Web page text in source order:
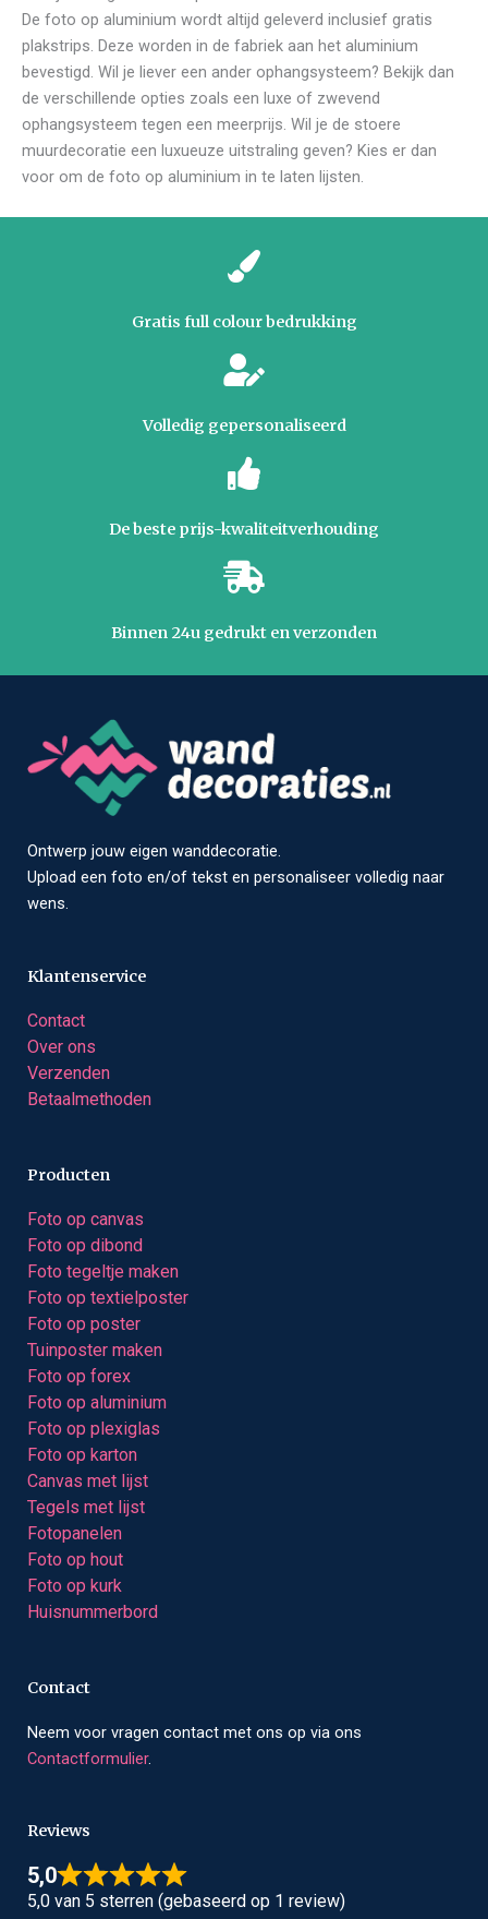
De foto op aluminium wordt altijd geleverd inclusief gratis
plakstrips. Deze worden in de fabriek aan het aluminium
bevestigd. Wil je liever een ander ophangsysteem? Bekijk dan
de verschillende opties zoals een luxe of zwevend
ophangsysteem tegen een meerprijs. Wil je de stoere
muurdecoratie een luxueuze uitstraling geven? Kies er dan
voor om de foto op aluminium in te laten lijsten.
Gratis full colour bedrukking
Volledig gepersonaliseerd
De beste prijs-kwaliteitverhouding
Binnen 24u gedrukt en verzonden
Ontwerp jouw eigen wanddecoratie.
Upload een foto en/of tekst en personaliseer volledig naar
wens.
Klantenservice
Contact
Over ons
Verzenden
Betaalmethoden
Producten
Foto op canvas
Foto op dibond
Foto tegeltje maken
Foto op textielposter
Foto op poster
Tuinposter maken
Foto op forex
Foto op aluminium
Foto op plexiglas
Foto op karton
Canvas met lijst
Tegels met lijst
Fotopanelen
Foto op hout
Foto op kurk
Huisnummerbord
Contact
Neem voor vragen contact met ons op via ons
Contactformulier.
Reviews
5,0
5,0 van 5 sterren (gebaseerd op 1 review)